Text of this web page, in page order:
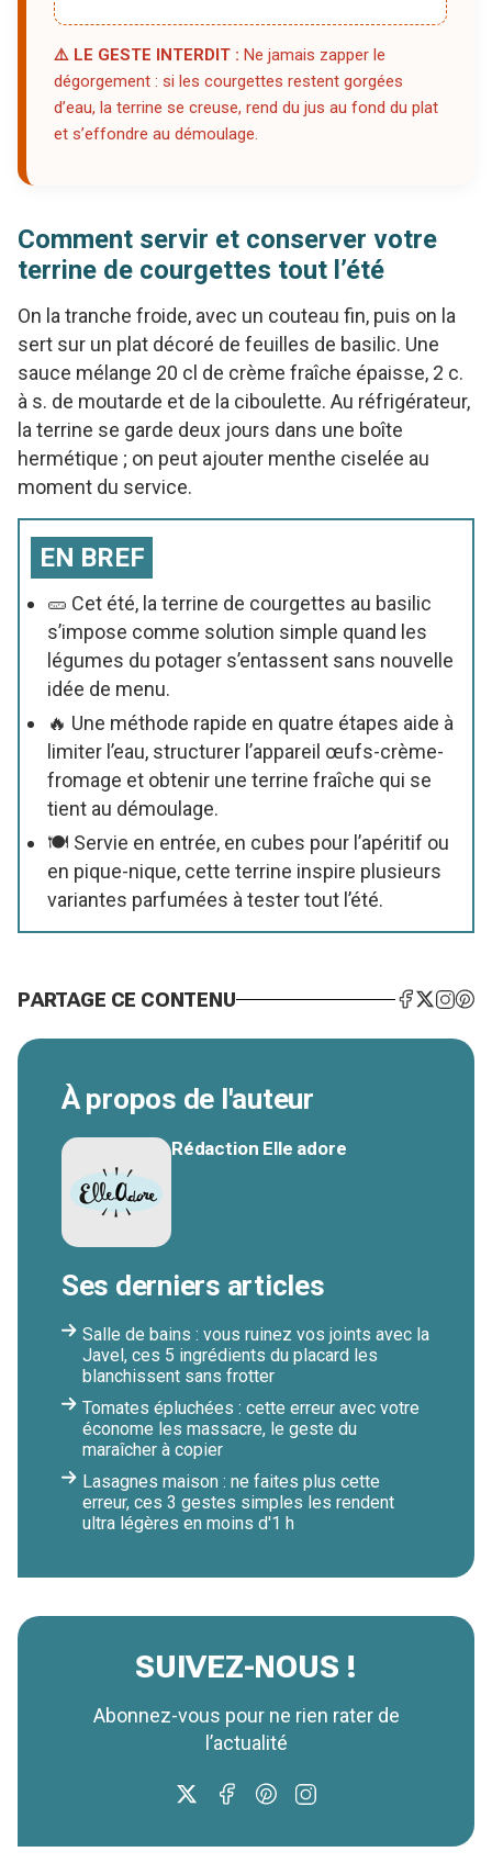
⚠️ LE GESTE INTERDIT : Ne jamais zapper le
dégorgement : si les courgettes restent gorgées
d’eau, la terrine se creuse, rend du jus au fond du plat
et s’effondre au démoulage.
Comment servir et conserver votre
terrine de courgettes tout l’été
On la tranche froide, avec un couteau fin, puis on la
sert sur un plat décoré de feuilles de basilic. Une
sauce mélange 20 cl de crème fraîche épaisse, 2 c.
à s. de moutarde et de la ciboulette. Au réfrigérateur,
la terrine se garde deux jours dans une boîte
hermétique ; on peut ajouter menthe ciselée au
moment du service.
EN BREF
🥒 Cet été, la terrine de courgettes au basilic
s’impose comme solution simple quand les
légumes du potager s’entassent sans nouvelle
idée de menu.
🔥 Une méthode rapide en quatre étapes aide à
limiter l’eau, structurer l’appareil œufs-crème-
fromage et obtenir une terrine fraîche qui se
tient au démoulage.
🍽️ Servie en entrée, en cubes pour l’apéritif ou
en pique-nique, cette terrine inspire plusieurs
variantes parfumées à tester tout l’été.
PARTAGE CE CONTENU
À propos de l'auteur
Rédaction Elle adore
Ses derniers articles
Salle de bains : vous ruinez vos joints avec la
Javel, ces 5 ingrédients du placard les
blanchissent sans frotter
Tomates épluchées : cette erreur avec votre
économe les massacre, le geste du
maraîcher à copier
Lasagnes maison : ne faites plus cette
erreur, ces 3 gestes simples les rendent
ultra légères en moins d'1 h
SUIVEZ-NOUS !
Abonnez-vous pour ne rien rater de
l’actualité